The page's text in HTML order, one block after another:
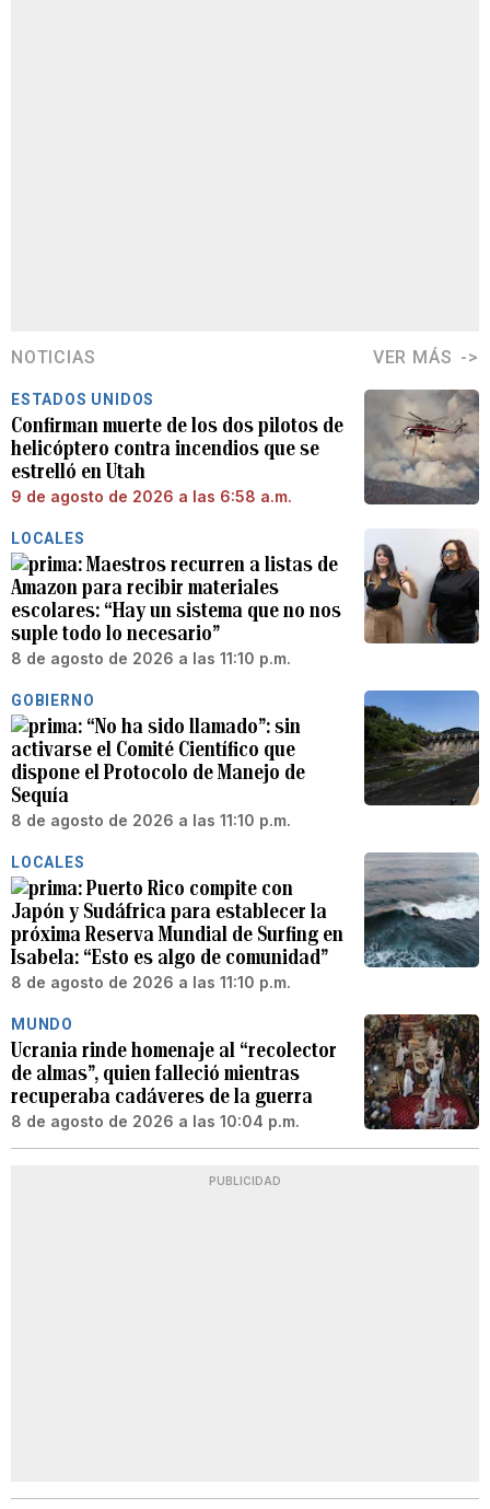
NOTICIAS VER MÁS
ESTADOS UNIDOS
Confirman muerte de los dos pilotos de
helicóptero contra incendios que se
estrelló en Utah
9 de agosto de 2026 a las 6:58 a.m.
LOCALES
Maestros recurren a listas de
Amazon para recibir materiales
escolares: “Hay un sistema que no nos
suple todo lo necesario”
8 de agosto de 2026 a las 11:10 p.m.
GOBIERNO
“No ha sido llamado”: sin
activarse el Comité Científico que
dispone el Protocolo de Manejo de
Sequía
8 de agosto de 2026 a las 11:10 p.m.
LOCALES
Puerto Rico compite con
Japón y Sudáfrica para establecer la
próxima Reserva Mundial de Surfing en
Isabela: “Esto es algo de comunidad”
8 de agosto de 2026 a las 11:10 p.m.
MUNDO
Ucrania rinde homenaje al “recolector
de almas”, quien falleció mientras
recuperaba cadáveres de la guerra
8 de agosto de 2026 a las 10:04 p.m.
PUBLICIDAD